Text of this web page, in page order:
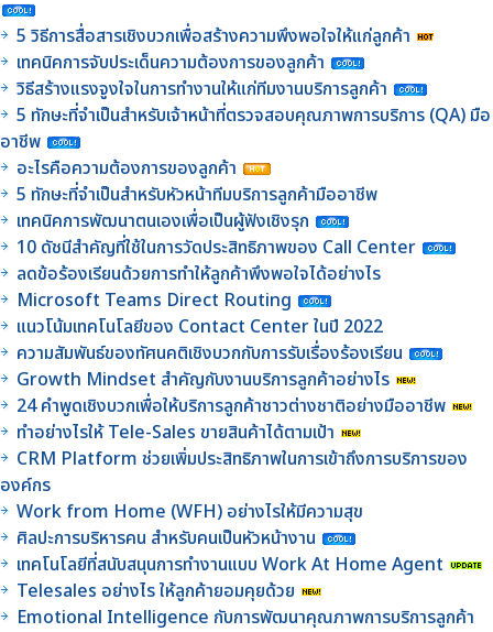
5 วิธีการสื่อสารเชิงบวกเพื่อสร้างความพึงพอใจให้แก่ลูกค้า
เทคนิคการจับประเด็นความต้องการของลูกค้า
วิธีสร้างแรงจูงใจในการทำงานให้แก่ทีมงานบริการลูกค้า
5 ทักษะที่จำเป็นสำหรับเจ้าหน้าที่ตรวจสอบคุณภาพการบริการ (QA) มือ
อาชีพ
อะไรคือความต้องการของลูกค้า
5 ทักษะที่จำเป็นสำหรับหัวหน้าทีมบริการลูกค้ามืออาชีพ
เทคนิคการพัฒนาตนเองเพื่อเป็นผู้ฟังเชิงรุก
10 ดัชนีสำคัญที่ใช้ในการวัดประสิทธิภาพของ Call Center
ลดข้อร้องเรียนด้วยการทำให้ลูกค้าพึงพอใจได้อย่างไร
Microsoft Teams Direct Routing
แนวโน้มเทคโนโลยีของ Contact Center ในปี 2022
ความสัมพันธ์ของทัศนคติเชิงบวกกับการรับเรื่องร้องเรียน
Growth Mindset สำคัญกับงานบริการลูกค้าอย่างไร
24 คำพูดเชิงบวกเพื่อให้บริการลูกค้าชาวต่างชาติอย่างมืออาชีพ
ทำอย่างไรให้ Tele-Sales ขายสินค้าได้ตามเป้า
CRM Platform ช่วยเพิ่มประสิทธิภาพในการเข้าถึงการบริการของ
องค์กร
Work from Home (WFH) อย่างไรให้มีความสุข
ศิลปะการบริหารคน สำหรับคนเป็นหัวหน้างาน
เทคโนโลยีที่สนับสนุนการทำงานแบบ Work At Home Agent
Telesales อย่างไร ให้ลูกค้ายอมคุยด้วย
Emotional Intelligence กับการพัฒนาคุณภาพการบริการลูกค้า